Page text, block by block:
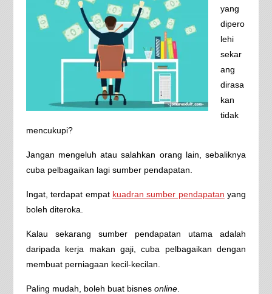
yang
dipero
lehi
sekar
ang
dirasa
kan
tidak
mencukupi?
Jangan mengeluh atau salahkan orang lain, sebaliknya
cuba pelbagaikan lagi sumber pendapatan.
Ingat, terdapat empat kuadran sumber pendapatan yang
boleh diteroka.
Kalau sekarang sumber pendapatan utama adalah
daripada kerja makan gaji, cuba pelbagaikan dengan
membuat perniagaan kecil-kecilan.
Paling mudah, boleh buat bisnes online.